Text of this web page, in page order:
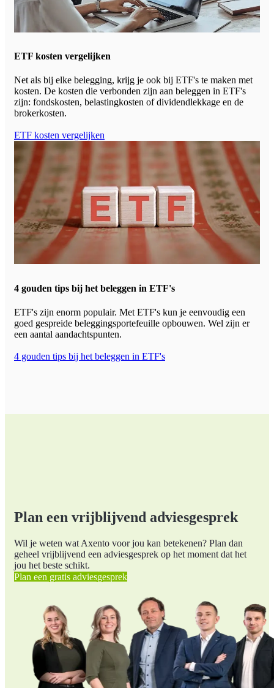
ETF kosten vergelijken
Net als bij elke belegging, krijg je ook bij ETF's te maken met
kosten. De kosten die verbonden zijn aan beleggen in ETF's
zijn: fondskosten, belastingkosten of dividendlekkage en de
brokerkosten.
ETF kosten vergelijken
4 gouden tips bij het beleggen in ETF's
ETF's zijn enorm populair. Met ETF's kun je eenvoudig een
goed gespreide beleggingsportefeuille opbouwen. Wel zijn er
een aantal aandachtspunten.
4 gouden tips bij het beleggen in ETF's
Plan een vrijblijvend adviesgesprek
Wil je weten wat Axento voor jou kan betekenen? Plan dan
geheel vrijblijvend een adviesgesprek op het moment dat het
jou het beste schikt.
Plan een gratis adviesgesprek